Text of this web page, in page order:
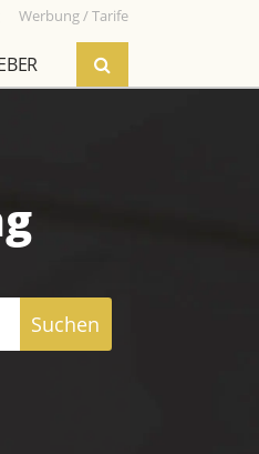
Werbung / Tarife
Suchen